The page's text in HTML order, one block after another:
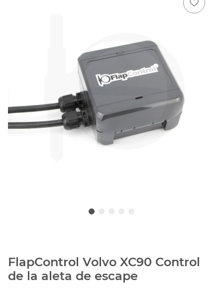
FlapControl Volvo XC90 Control
de la aleta de escape